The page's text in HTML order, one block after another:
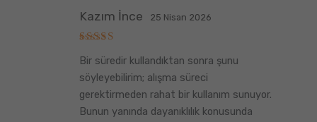
üzerinden
oy aldı
Kazım İnce 25 Nisan 2026
Bir süredir kullandıktan sonra şunu
söyleyebilirim; alışma süreci
gerektirmeden rahat bir kullanım sunuyor.
Bunun yanında dayanıklılık konusunda